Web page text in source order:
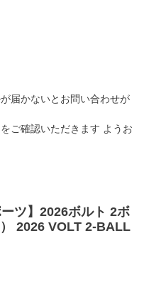
届かないとお問い合わせが
ご確認いただきます ようお
ツ】2026ボルト 2ボ
2026 VOLT 2-BALL